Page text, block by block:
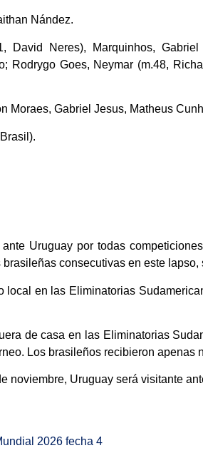
Nández.
David Neres), Marquinhos,
Rodrygo Goes, Neymar (m.48,
Moraes, Gabriel Jesus, Matheus
Uruguay por todas
consecutivas en este
local en las Eliminatorias
de casa en las Eliminatorias
Los brasileños recibieron apenas
noviembre, Uruguay será visitante
2026 fecha 4